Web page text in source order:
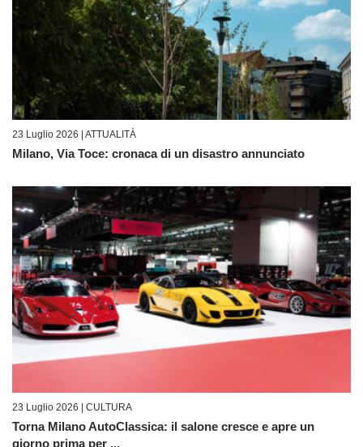
23 Luglio 2026 | ATTUALITÀ
Milano, Via Toce: cronaca di un disastro annunciato
23 Luglio 2026 | CULTURA
Torna Milano AutoClassica: il salone cresce e apre un
giorno prima per ...